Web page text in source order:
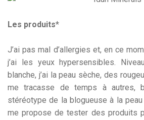
Les produits*
J’ai pas mal d’allergies et, en ce
j’ai les yeux hypersensibles.
blanche, j’ai la peau sèche, des
me tracasse de temps à autres,
stéréotype de la blogueuse à la
me propose de tester des produits